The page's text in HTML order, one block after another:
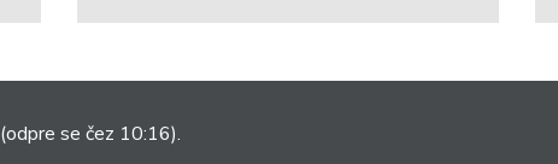
(odpre se čez 10:16).